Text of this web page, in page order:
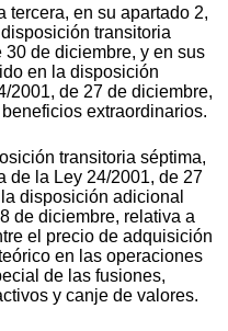
tercera, en su apartado 2,
transitoria
de diciembre, y en sus
en la disposición
2001, de 27 de diciembre,
extraordinarios.
transitoria séptima,
de la Ley 24/2001, de 27
disposición adicional
de diciembre, relativa a
el precio de adquisición
en las operaciones
de las fusiones,
y canje de valores.